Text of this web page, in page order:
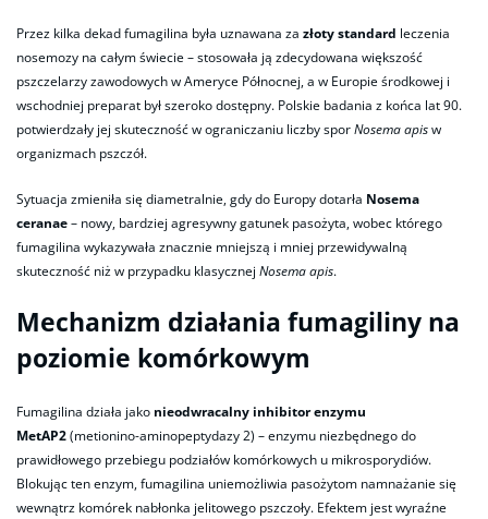
Przez kilka dekad fumagilina była uznawana za złoty standard leczenia
nosemozy na całym świecie – stosowała ją zdecydowana większość
pszczelarzy zawodowych w Ameryce Północnej, a w Europie środkowej i
wschodniej preparat był szeroko dostępny. Polskie badania z końca lat 90.
potwierdzały jej skuteczność w ograniczaniu liczby sporNosema apisw
organizmach pszczół.
Sytuacja zmieniła się diametralnie, gdy do Europy dotarła Nosema
ceranae– nowy, bardziej agresywny gatunek pasożyta, wobec którego
fumagilina wykazywała znacznie mniejszą i mniej przewidywalną
skuteczność niż w przypadku klasycznej Nosema apis.
Mechanizm działania fumagiliny na
poziomie komórkowym
Fumagilina działa jako nieodwracalny inhibitor enzymu
MetAP2(metionino-aminopeptydazy 2) – enzymu niezbędnego do
prawidłowego przebiegu podziałów komórkowych u mikrosporydiów.
Blokując ten enzym, fumagilina uniemożliwia pasożytom namnażanie się
wewnątrz komórek nabłonka jelitowego pszczoły. Efektem jest wyraźne